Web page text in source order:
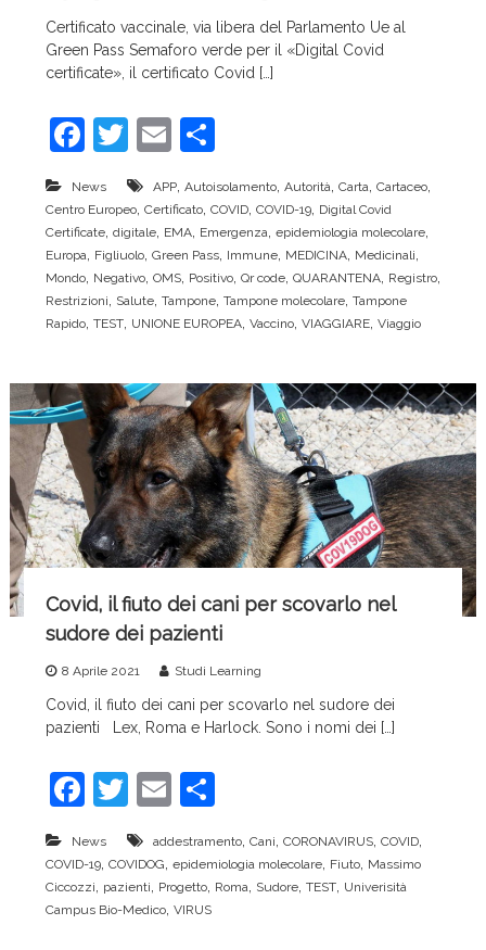
c
e
Certificato vaccinale, via libera del Parlamento Ue al
Green Pass Semaforo verde per il «Digital Covid
certificate», il certificato Covid […]
F
c
e
b
o
o
k
T
w
itt
er
E
ai
l
C
n
di
vi
di
News APP, Autoisolamento, Autorità, Carta, Cartaceo,
Centro Europeo, Certificato, COVID, COVID-19, Digital Covid
Certificate, digitale, EMA, Emergenza, epidemiologia molecolare,
Europa, Figliuolo, Green Pass, Immune, MEDICINA, Medicinali,
Mondo, Negativo, OMS, Positivo, Qr code, QUARANTENA, Registro,
Restrizioni, Salute, Tampone, Tampone molecolare, Tampone
Rapido, TEST, UNIONE EUROPEA, Vaccino, VIAGGIARE, Viaggio
Covid, il fiuto dei cani per scovarlo nel
sudore dei pazienti
8 Aprile 2021 Studi Learning
Covid, il fiuto dei cani per scovarlo nel sudore dei
pazienti Lex, Roma e Harlock. Sono i nomi dei […]
F
c
e
b
T
w
itt
er
E
ai
l
C
n
di
News addestramento, Cani, CORONAVIRUS, COVID,
COVID-19, COVIDOG, epidemiologia molecolare, Fiuto, Massimo
Ciccozzi, pazienti, Progetto, Roma, Sudore, TEST, Univerisità
Campus Bio-Medico, VIRUS